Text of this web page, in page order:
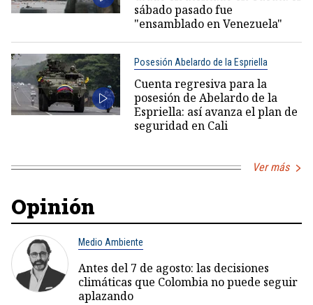
sábado pasado fue
"ensamblado en Venezuela"
Posesión Abelardo de la Espriella
Cuenta regresiva para la
posesión de Abelardo de la
Espriella: así avanza el plan de
seguridad en Cali
Ver más
Opinión
Medio Ambiente
Antes del 7 de agosto: las decisiones
climáticas que Colombia no puede seguir
aplazando